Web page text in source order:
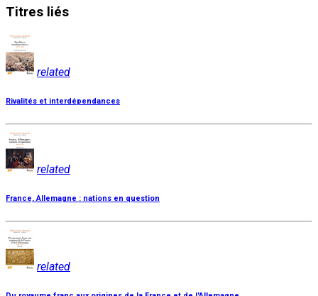
Titres liés
related
Rivalités et interdépendances
related
France, Allemagne : nations en question
related